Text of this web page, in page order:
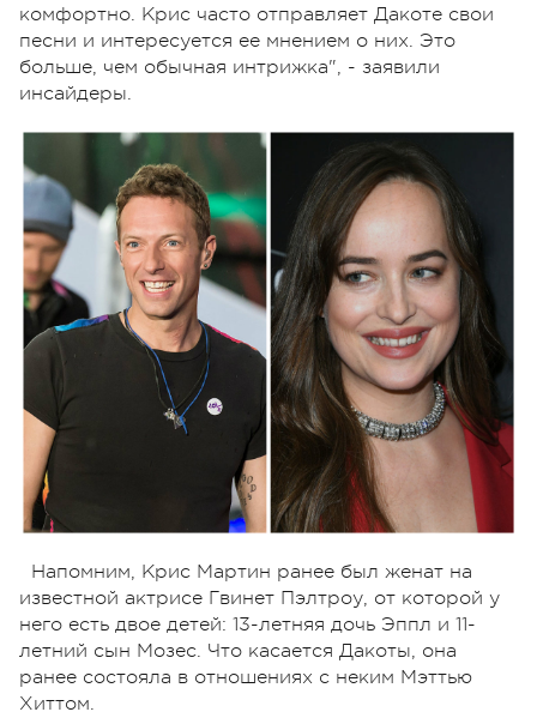
комфортно. Крис часто отправляет Дакоте свои
песни и интересуется ее мнением о них. Это
больше, чем обычная интрижка", - заявили
инсайдеры.
Напомним, Крис Мартин ранее был женат на
известной актрисе Гвинет Пэлтроу, от которой у
него есть двое детей: 13-летняя дочь Эппл и 11-
летний сын Мозес. Что касается Дакоты, она
ранее состояла в отношениях с неким Мэттью
Хиттом.